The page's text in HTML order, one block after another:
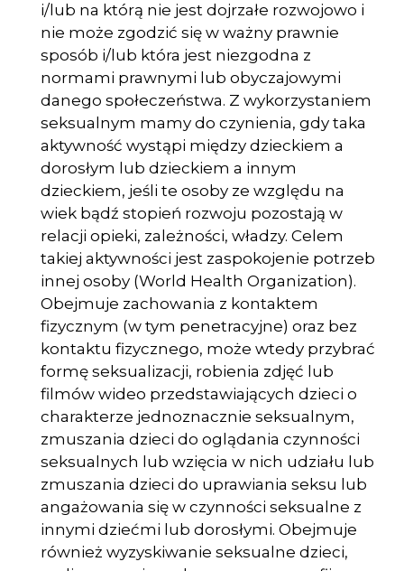
i/lub na którą nie jest dojrzałe rozwo­jowo i
nie może zgodzić się w ważny prawnie
sposób i/lub która jest niezgodna z
normami prawnymi lub obyczajowymi
danego społeczeństwa. Z wykorzy­staniem
seksualnym mamy do czynienia, gdy taka
aktywność wystąpi między dzieckiem a
dorosłym lub dzieckiem a innym
dzieckiem, jeśli te osoby ze wzglę­du na
wiek bądź stopień rozwoju pozostają w
relacji opieki, zależności, władzy. Celem
takiej aktywności jest zaspokojenie potrzeb
innej osoby (World Health Organization).
Obejmuje zachowania z kontaktem
fizycznym (w tym penetra­cyjne) oraz bez
kontaktu fizycznego, może wtedy przybrać
formę seksualizacji, robienia zdjęć lub
filmów wideo przedstawiających dzieci o
charakterze jedno­znacznie seksualnym,
zmuszania dzieci do oglądania czynności
seksualnych lub wzięcia w nich udziału lub
zmuszania dzieci do uprawiania seksu lub
anga­żowania się w czynności seksualne z
innymi dziećmi lub dorosłymi. Obejmuje
również wyzyskiwanie seksualne dzieci,